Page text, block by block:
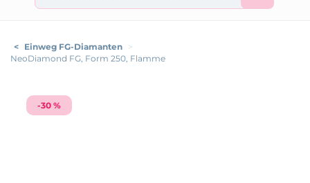
< Einweg FG-Diamanten >
NeoDiamond FG, Form 250, Flamme
-30 %